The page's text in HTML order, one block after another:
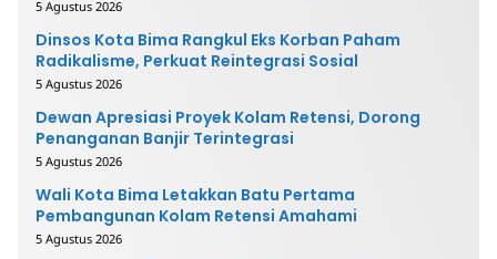
5 Agustus 2026
Dinsos Kota Bima Rangkul Eks Korban Paham
Radikalisme, Perkuat Reintegrasi Sosial
5 Agustus 2026
Dewan Apresiasi Proyek Kolam Retensi, Dorong
Penanganan Banjir Terintegrasi
5 Agustus 2026
Wali Kota Bima Letakkan Batu Pertama
Pembangunan Kolam Retensi Amahami
5 Agustus 2026